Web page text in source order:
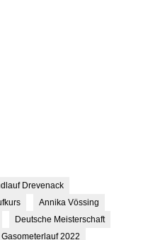
Drevenack
Annika Vössing
Deutsche Meisterschaft
Gasometerlauf 2022